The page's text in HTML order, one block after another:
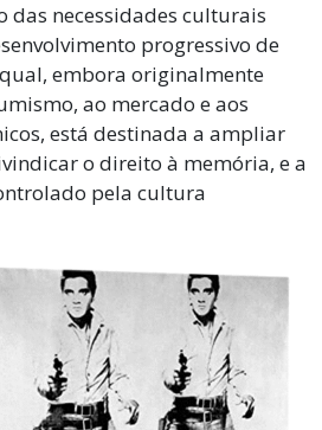
das necessidades culturais
progressivo de
embora originalmente
ao mercado e aos
está destinada a ampliar
o direito à memória, e a
pela cultura